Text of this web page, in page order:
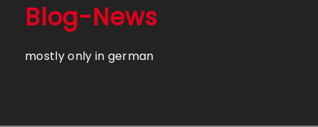
Blog-News
mostly only in german